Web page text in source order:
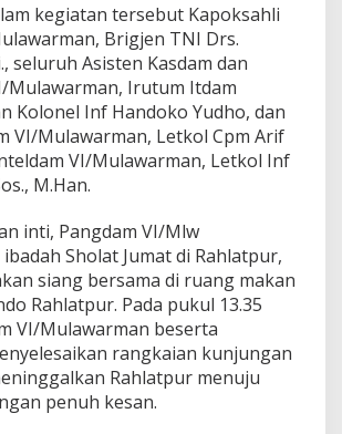
kegiatan tersebut Kapoksahli
Brigjen TNI Drs.
seluruh Asisten Kasdam dan
Mulawarman, Irutum Itdam
Kolonel Inf Handoko Yudho, dan
VI/Mulawarman, Letkol Cpm Arif
VI/Mulawarman, Letkol Inf
M.Han.
inti, Pangdam VI/Mlw
Sholat Jumat di Rahlatpur,
siang bersama di ruang makan
Rahlatpur. Pada pukul 13.35
VI/Mulawarman beserta
rangkaian kunjungan
Rahlatpur menuju
penuh kesan.